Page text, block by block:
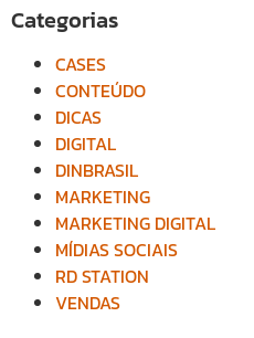
Categorias
CASES
CONTEÚDO
DICAS
DIGITAL
DINBRASIL
MARKETING
MARKETING DIGITAL
MÍDIAS SOCIAIS
RD STATION
VENDAS